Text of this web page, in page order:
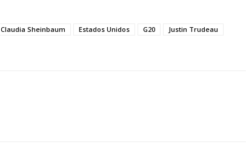
Claudia Sheinbaum Estados Unidos G20
Justin Trudeau